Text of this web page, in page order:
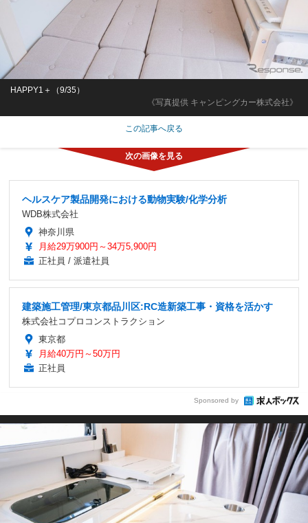
《写真提供 キャンピングカー株式会社》
HAPPY1＋（9/35）
この記事へ戻る
ヘルスケア製品開発における動物実験/化学分析
WDB株式会社
神奈川県
月給29万900円～34万5,900円
正社員 / 派遣社員
建築施工管理/東京都品川区:RC造新築工事・資格を活かす
株式会社コプロコンストラクション
東京都
月給40万円～50万円
正社員
Sponsored by